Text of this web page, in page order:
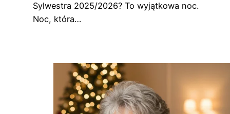
Sylwestra 2025/2026? To wyjątkowa noc.
Noc, która…